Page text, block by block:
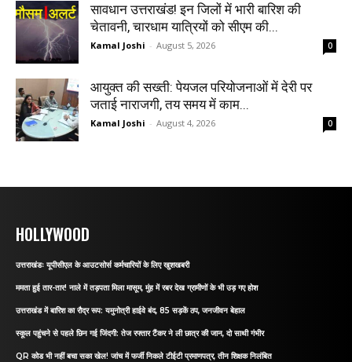
सावधान उत्तराखंड! इन जिलों में भारी बारिश की
चेतावनी, चारधाम यात्रियों को सीएम की...
Kamal Joshi - August 5, 2026 0
आयुक्त की सख्ती: पेयजल परियोजनाओं में देरी पर
जताई नाराजगी, तय समय में काम...
Kamal Joshi - August 4, 2026 0
HOLLYWOOD
उत्तराखंडः यूपीसीएल के आउटसोर्स कर्मचारियों के लिए खुशखबरी
ममता हुई तार-तार! नाले में तड़पता मिला मासूम, मुंह में रबर देख ग्रामीणों के भी उड़ गए होश
उत्तराखंड में बारिश का रौद्र रूप: यमुनोत्री हाईवे बंद, 85 सड़कें ठप, जनजीवन बेहाल
स्कूल पहुंचने से पहले छिन गई जिंदगी: तेज रफ्तार टैंकर ने ली छात्र की जान, दो साथी गंभीर
QR कोड भी नहीं बचा सका खेल! जांच में फर्जी निकले टीईटी प्रमाणपत्र, तीन शिक्षक निलंबित